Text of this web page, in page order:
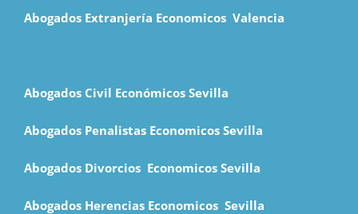
Abogados Extranjería Economicos Valencia
Abogados Civil Económicos Sevilla
Abogados Penalistas Economicos Sevilla
Abogados Divorcios Economicos Sevilla
Abogados Herencias Economicos Sevilla